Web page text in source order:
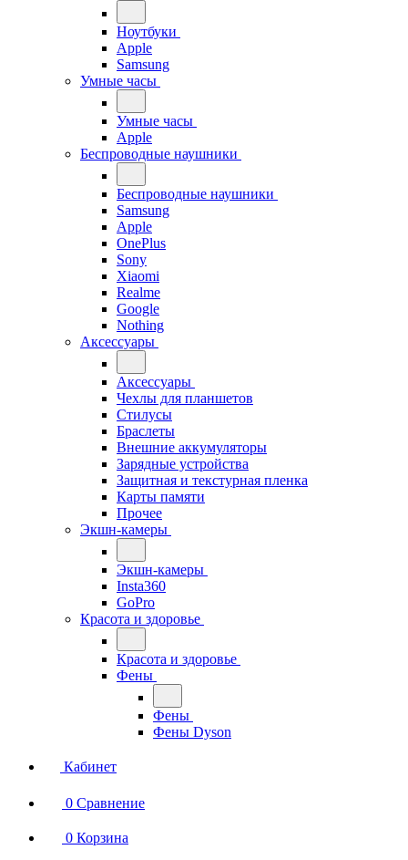
Ноутбуки
Apple
Samsung
Умные часы
Умные часы
Apple
Беспроводные наушники
Беспроводные наушники
Samsung
Apple
OnePlus
Sony
Xiaomi
Realme
Google
Nothing
Аксессуары
Аксессуары
Чехлы для планшетов
Стилусы
Браслеты
Внешние аккумуляторы
Зарядные устройства
Защитная и текстурная пленка
Карты памяти
Прочее
Экшн-камеры
Экшн-камеры
Insta360
GoPro
Красота и здоровье
Красота и здоровье
Фены
Фены
Фены Dyson
Кабинет
0 Сравнение
0 Корзина